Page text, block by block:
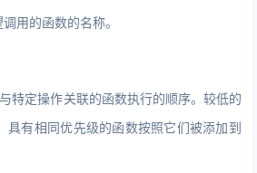
用的函数的名称。
特定操作关联的函数执行的顺序。较低的
具有相同优先级的函数按照它们被添加到